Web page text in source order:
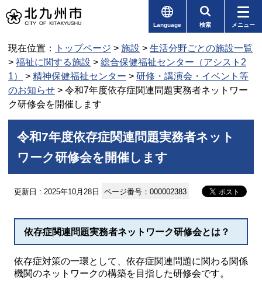
Language 検索 メニュー
現在位置： トップページ > 施設 > 生活分野ごとの施設一覧
> 福祉に関する施設 > 総合保健福祉センター（アシスト2
1）
> 精神保健福祉センター > 研修・講演会・イベント等
のお知らせ > 令和7年度依存症関連問題実務者ネットワー
ク研修会を開催します
令和7年度依存症関連問題実務者ネット
ワーク研修会を開催します
更新日 : 2025年10月28日 ページ番号：000002383
依存症関連問題実務者ネットワーク研修会とは？
依存症対策の一環として、依存症関連問題に関わる関係
機関のネットワークの構築を目指した研修会です。